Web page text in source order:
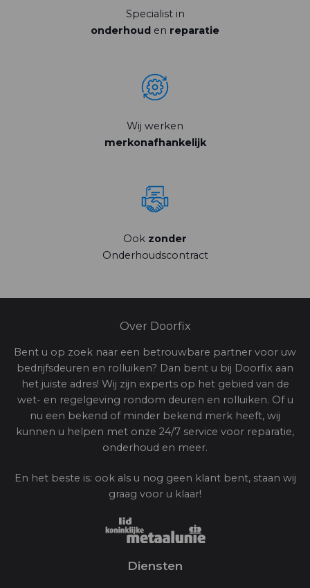
Specialist in
onderhoud en reparatie
Wij werken
merkonafhankelijk
Ook zonder
Onderhoudscontract
Over Doorfix
Bent u op zoek naar een betrouwbare partner voor uw
bedrijfsdeuren en rolluiken? Dan bent u bij Doorfix aan
het juiste adres! Wij zijn experts op het gebied van de
wet- en regelgeving rondom deuren en rolluiken. Of u
nu een bekend of minder bekend merk heeft, wij
kunnen u helpen met onze 24/7 service voor reparatie,
onderhoud en meer.
En het beste is: ook als u nog geen klant bent, staan wij
graag voor u klaar!
Diensten